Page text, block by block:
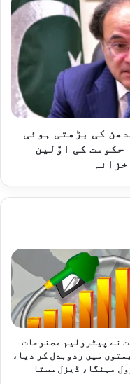
کی بڑھتی ہوئی
حکومت کی اوّلین
نے پیٹرولیم مصنوعات
میں ردوبدل کر دیا،
مہنگا، ڈیزل سستا